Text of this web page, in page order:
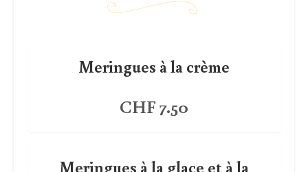
Meringues à la crème
CHF 7.50
Meringues à la glace et à la